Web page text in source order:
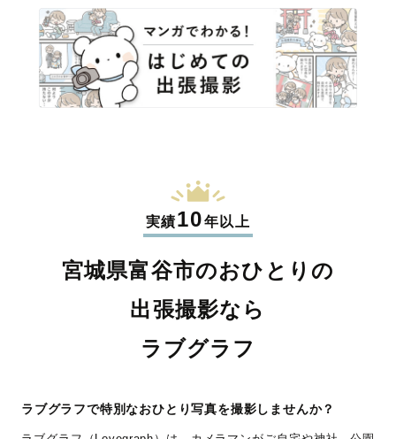
実績10年以上
宮城県富谷市のおひとりの
出張撮影なら
ラブグラフ
ラブグラフで特別なおひとり写真を撮影しませんか？